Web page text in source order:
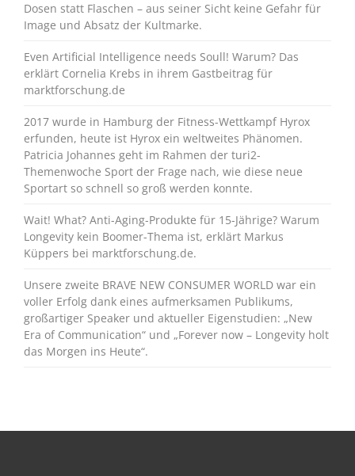
Dosen statt Flaschen – aus seiner Sicht keine Gefahr für
Image und Absatz der Kultmarke.
Even Artificial Intelligence needs Soull! Warum? Das
erklärt Cornelia Krebs in ihrem Gastbeitrag für
marktforschung.de
2017 wurde in Hamburg der Fitness-Wettkampf Hyrox
erfunden, heute ist Hyrox ein weltweites Phänomen.
Patricia Johannes geht im Rahmen der turi2-
Themenwoche Sport der Frage nach, wie diese neue
Sportart so schnell so groß werden konnte.
Wait! What? Anti-Aging-Produkte für 15-Jährige? Warum
Longevity kein Boomer-Thema ist, erklärt Markus
Küppers bei marktforschung.de.
Unsere zweite BRAVE NEW CONSUMER WORLD war ein
voller Erfolg dank eines aufmerksamen Publikums,
großartiger Speaker und aktueller Eigenstudien: „New
Era of Communication“ und „Forever now – Longevity holt
das Morgen ins Heute“.